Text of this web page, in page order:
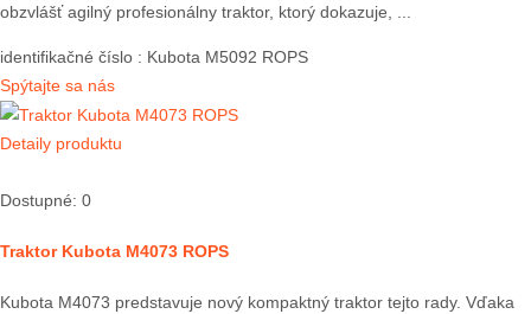
obzvlášť agilný profesionálny traktor, ktorý dokazuje, ...
identifikačné číslo : Kubota M5092 ROPS
Spýtajte sa nás
Detaily produktu
Dostupné: 0
Traktor Kubota M4073 ROPS
Kubota M4073 predstavuje nový kompaktný traktor tejto rady. Vďaka